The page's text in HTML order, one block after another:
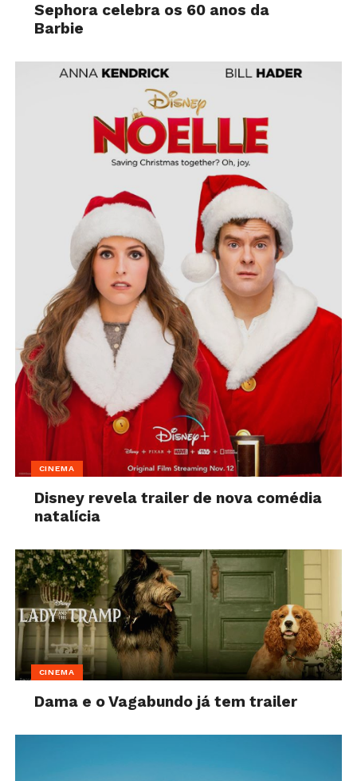
Sephora celebra os 60 anos da
Barbie
CINEMA
Disney revela trailer de nova comédia
natalícia
CINEMA
Dama e o Vagabundo já tem trailer